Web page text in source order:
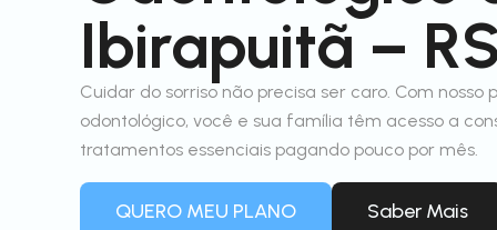
Ibirapuitã –
Cuidar do sorriso não precisa ser caro. Com nosso
odontológico, você e sua família têm acesso a
tratamentos essenciais pagando pouco por mês.
QUERO MEU PLANO Saber Mais